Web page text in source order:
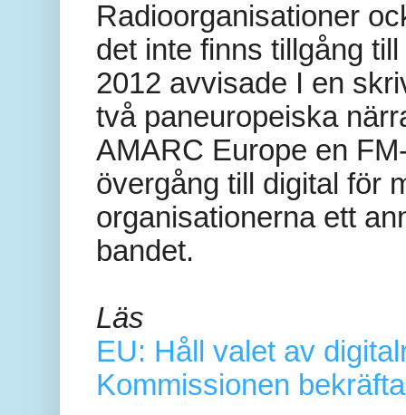
Radioorganisationer
det inte finns tillgång
2012 avvisade I en
två paneuropeiska
AMARC Europe en
övergång till digital för
organisationerna ett
bandet.
Läs
EU: Håll valet av
Kommissionen